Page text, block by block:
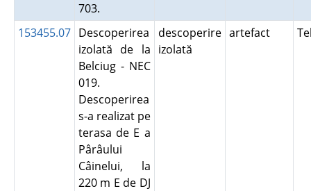
703.
153455.07 Descoperirea
izolată de la
Belciug - NEC
019.
Descoperirea
s-a realizat pe
terasa de E a
Pârâului
Câinelui, la
220 m E de DJ
descoperire
izolată
artefact